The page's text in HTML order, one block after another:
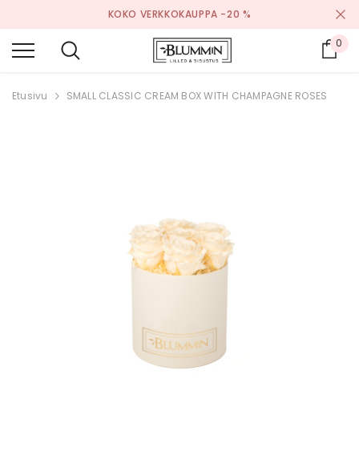
KOKO VERKKOKAUPPA -20 %
0
Etusivu SMALL CLASSIC CREAM BOX WITH CHAMPAGNE ROSES